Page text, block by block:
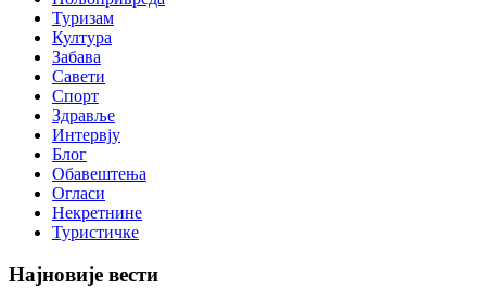
Туризам
Култура
Забава
Савети
Спорт
Здравље
Интервју
Блог
Обавештења
Огласи
Некретнине
Туристичке
Најновије вести